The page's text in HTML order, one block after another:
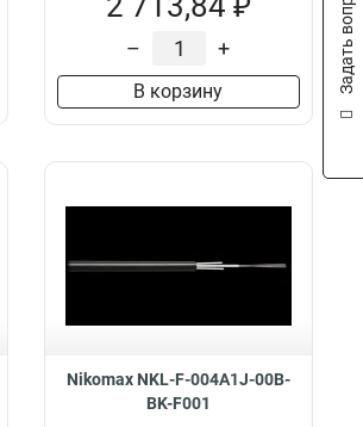
– +
В корзину
Nikomax NKL-F-004A1J-00B-
BK-F001
Задать вопрос